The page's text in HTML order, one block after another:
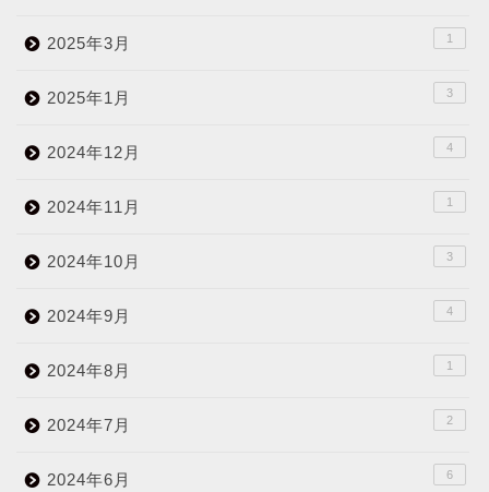
2025年3月 1
2025年1月 3
2024年12月 4
2024年11月 1
2024年10月 3
2024年9月 4
2024年8月 1
2024年7月 2
2024年6月 6